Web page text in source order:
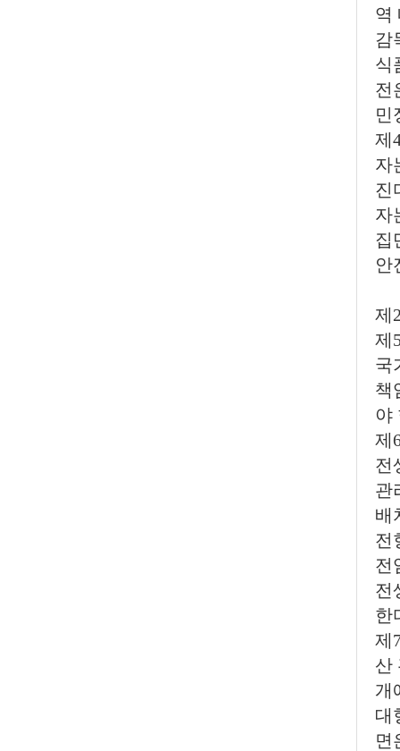
역
감
식
전
민
제
자
진
자
집
안
제
제
국
책
야
제
전
관
배
전
전
전
한
제
산
개
대
면